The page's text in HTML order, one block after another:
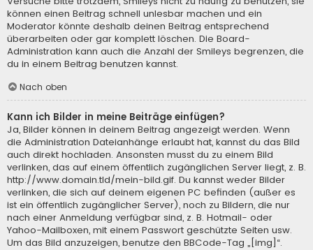
können einen Beitrag schnell unlesbar machen und ein
Moderator könnte deshalb deinen Beitrag entsprechend
überarbeiten oder gar komplett löschen. Die Board-
Administration kann auch die Anzahl der Smileys begrenzen, die
du in einem Beitrag benutzen kannst.
Nach oben
Kann ich Bilder in meine Beiträge einfügen?
Ja, Bilder können in deinem Beitrag angezeigt werden. Wenn
die Administration Dateianhänge erlaubt hat, kannst du das Bild
auch direkt hochladen. Ansonsten musst du zu einem Bild
verlinken, das auf einem öffentlich zugänglichen Server liegt, z. B.
http://www.domain.tld/mein-bild.gif. Du kannst weder Bilder
verlinken, die sich auf deinem eigenen PC befinden (außer es
ist ein öffentlich zugänglicher Server), noch zu Bildern, die nur
nach einer Anmeldung verfügbar sind, z. B. Hotmail- oder
Yahoo-Mailboxen, mit einem Passwort geschützte Seiten usw.
Um das Bild anzuzeigen, benutze den BBCode-Tag „[img]“.